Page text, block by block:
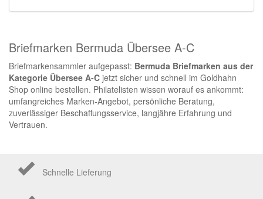
Briefmarken Bermuda Übersee A-C
Briefmarkensammler aufgepasst: Bermuda Briefmarken aus der
Kategorie Übersee A-C jetzt sicher und schnell im Goldhahn
Shop online bestellen. Philatelisten wissen worauf es ankommt:
umfangreiches Marken-Angebot, persönliche Beratung,
zuverlässiger Beschaffungsservice, langjähre Erfahrung und
Vertrauen.
Schnelle Lieferung